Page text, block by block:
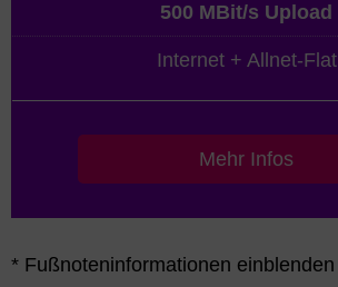
500 MBit/s Upload
Internet + Allnet-Flat
Mehr Infos
* Fußnoteninformationen einblenden